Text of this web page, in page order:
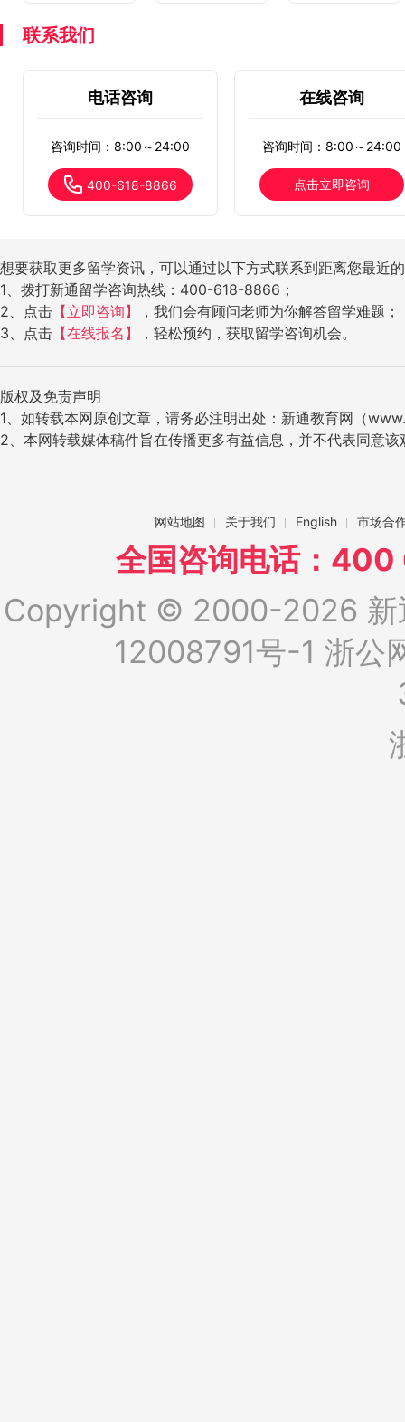
联系我们
电话咨询
咨询时间：8:00～24:00
400-618-8866
在线咨询
咨询时间：8:00～24:00
点击立即咨询
想要获取更多留学资讯，可以通过以下方式联系到距离您最近
1、拨打新通留学咨询热线：400-618-8866；
2、点击 【立即咨询】
，我们会有顾问老师为你解答留学难题；
3、点击 【在线报名】 ，轻松预约，获取留学咨询机会。
版权及免责声明
1、如转载本网原创文章，请务必注明出处：新通教育网（
2、本网转载媒体稿件旨在传播更多有益信息，并不代表同意
网站地图 关于我们 English 市场合
全国咨询电话：
Copyright © 2000-2026 新
12008791号-1 浙公